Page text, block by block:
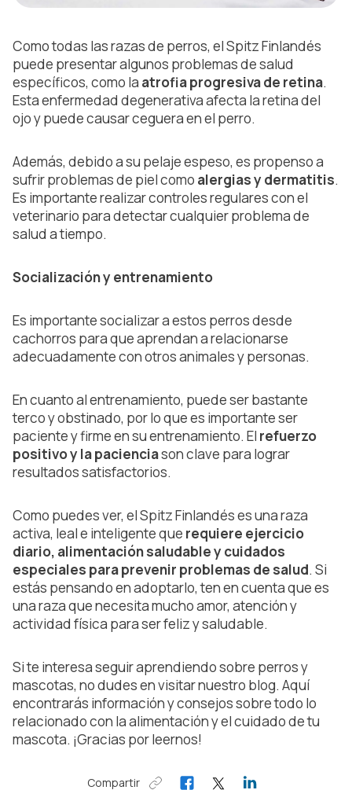
Como todas las razas de perros, el Spitz Finlandés
puede presentar algunos problemas de salud
específicos, como la atrofia progresiva de retina.
Esta enfermedad degenerativa afecta la retina del
ojo y puede causar ceguera en el perro.
Además, debido a su pelaje espeso, es propenso a
sufrir problemas de piel como alergias y dermatitis.
Es importante realizar controles regulares con el
veterinario para detectar cualquier problema de
salud a tiempo.
Socialización y entrenamiento
Es importante socializar a estos perros desde
cachorros para que aprendan a relacionarse
adecuadamente con otros animales y personas.
En cuanto al entrenamiento, puede ser bastante
terco y obstinado, por lo que es importante ser
paciente y firme en su entrenamiento. El refuerzo
positivo y la pacienciason clave para lograr
resultados satisfactorios.
Como puedes ver, el Spitz Finlandés es una raza
activa, leal e inteligente que requiere ejercicio
diario, alimentación saludable y cuidados
especiales para prevenir problemas de salud. Si
estás pensando en adoptarlo, ten en cuenta que es
una raza que necesita mucho amor, atención y
actividad física para ser feliz y saludable.
Si te interesa seguir aprendiendo sobre perros y
mascotas, no dudes en visitar nuestro blog. Aquí
encontrarás información y consejos sobre todo lo
relacionado con la alimentación y el cuidado de tu
mascota. ¡Gracias por leernos!
Compartir